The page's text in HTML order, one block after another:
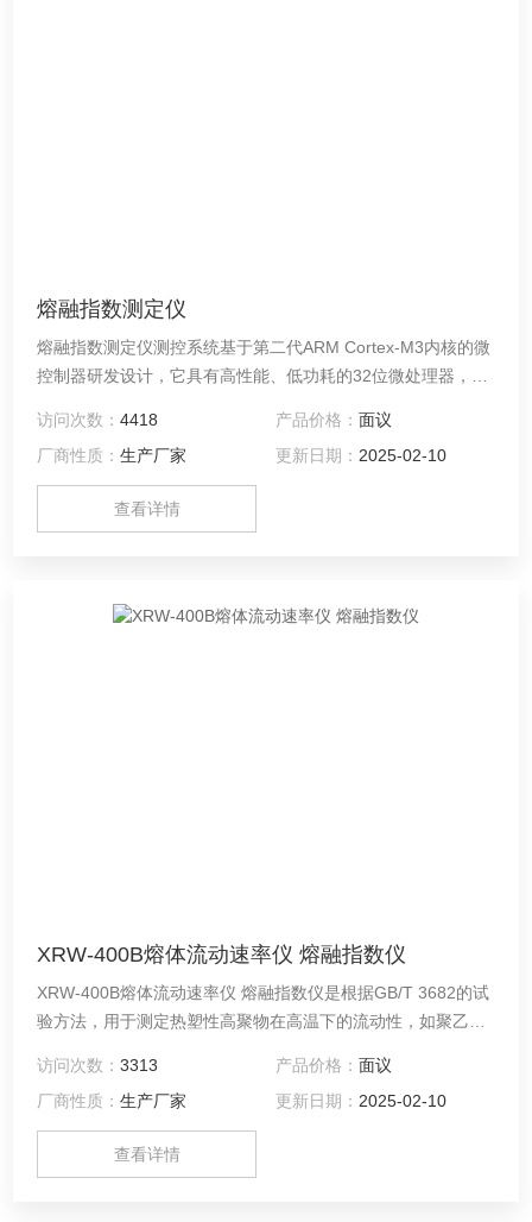
熔融指数测定仪
熔融指数测定仪测控系统基于第二代ARM Cortex-M3内核的微
控制器研发设计，它具有高性能、低功耗的32位微处理器，其
有大容量闪存、大容量SRAM、丰富的IO端口资源以及其他外
设组件，高度集成的测控系统具有实时性更好、速度更快、稳
定性更高的特点。
访问次数：4418 产品价格： 面议
厂商性质：生产厂家 更新日期： 2025-02-10
查看详情
XRW-400B熔体流动速率仪 熔融指数仪
XRW-400B熔体流动速率仪 熔融指数仪是根据GB/T 3682的试
验方法，用于测定热塑性高聚物在高温下的流动性，如聚乙
聚物
访问次数：3313 产品价格： 面议
厂商性质：生产厂家 更新日期： 2025-02-10
查看详情